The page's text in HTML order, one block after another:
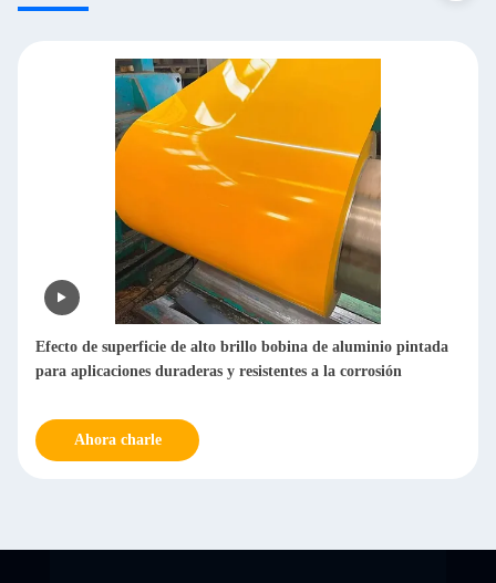
Efecto de superficie de alto brillo bobina de aluminio pintada
para aplicaciones duraderas y resistentes a la corrosión
Ahora charle